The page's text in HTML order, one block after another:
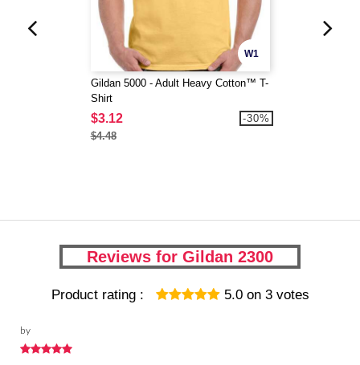
W1
Gildan 5000 - Adult Heavy Cotton™ T-
Shirt
$3.12
$4.48
-30%
Reviews for Gildan 2300
Product rating : 5.0 on 3votes
by